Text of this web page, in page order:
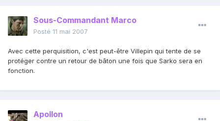
Sous-Commandant Marco
Posté 11 mai 2007
Avec cette perquisition, c'est peut-être Villepin qui tente de se
protéger contre un retour de bâton une fois que Sarko sera en
fonction.
Apollon